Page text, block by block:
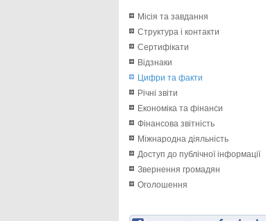
Місія та завдання
Структура і контакти
Сертифікати
Відзнаки
Цифри та факти
Річні звіти
Економіка та фінанси
Фінансова звітність
Міжнародна діяльність
Доступ до публічної інформації
Звернення громадян
Оголошення